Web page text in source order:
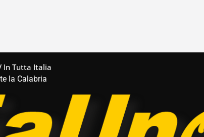
In Tutta Italia
la Calabria